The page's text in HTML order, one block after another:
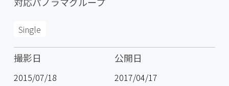
Single
撮影日
2015/07/18
公開日
2017/04/17